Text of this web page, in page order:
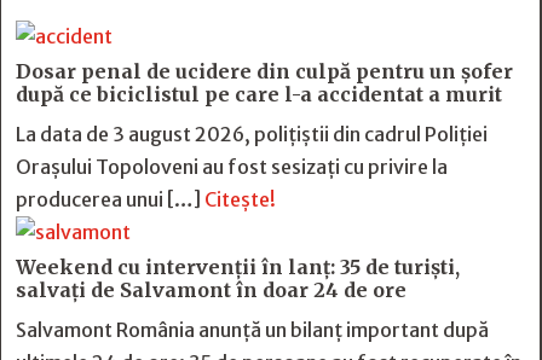
Dosar penal de ucidere din culpă pentru un șofer
după ce biciclistul pe care l-a accidentat a murit
La data de 3 august 2026, polițiștii din cadrul Poliției
Orașului Topoloveni au fost sesizați cu privire la
producerea unui […] Citește!
Weekend cu intervenții în lanț: 35 de turiști,
salvați de Salvamont în doar 24 de ore
Salvamont România anunță un bilanț important după